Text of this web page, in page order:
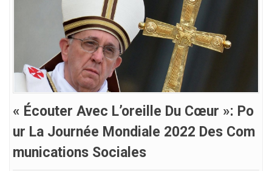
« Écouter Avec L’oreille Du Cœur »: Po
Ur La Journée Mondiale 2022 Des Com
Munications Sociales